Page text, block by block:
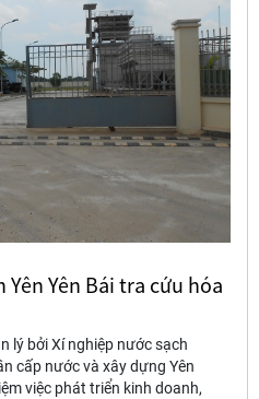
Yên Bái tra cứu hóa
lý bởi Xí nghiệp nước sạch
cấp nước và xây dựng Yên
việc phát triển kinh doanh,